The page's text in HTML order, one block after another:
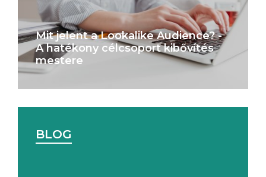
Mit jelent a Lookalike Audience? -
A hatékony célcsoport kibővítés
mestere
BLOG